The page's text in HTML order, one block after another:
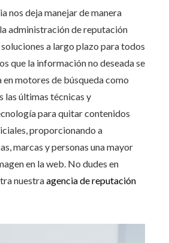
nos deja manejar de manera
administración de reputación
a largo plazo para todos
que la información no deseada se
motores de búsqueda como
las últimas técnicas y
para quitar contenidos
proporcionando a
marcas y personas una mayor
en la web. No dudes en
nuestraagencia de reputación